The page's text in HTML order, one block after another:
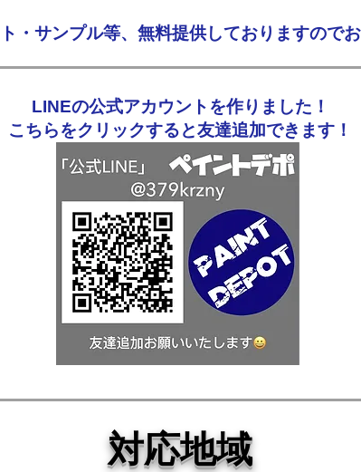
・サンプル等、無料提供しておりますので
LINEの公式アカウントを作りました！
こちらをクリックすると友達追加できます！
対応地域